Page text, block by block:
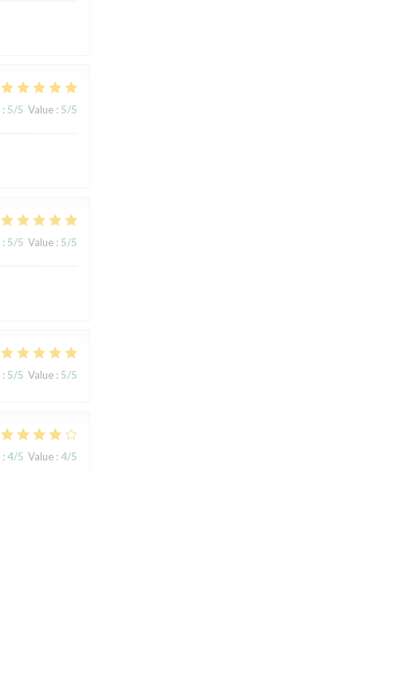
: 5/5 Value : 5/5
: 5/5 Value : 5/5
: 5/5 Value : 5/5
: 4/5 Value : 4/5